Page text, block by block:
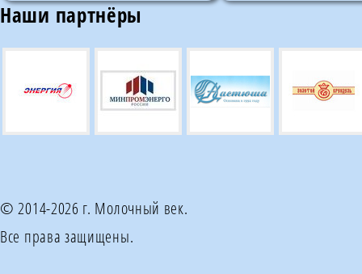
Наши партнёры
© 2014-2026 г. Молочный век.
Все права защищены.